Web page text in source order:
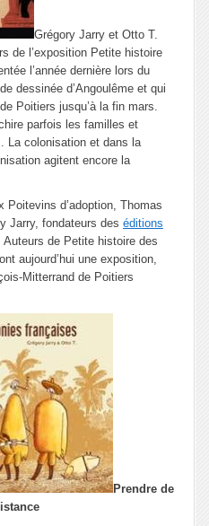
Grégory Jarry et Otto T.
de l’exposition Petite histoire
l’année dernière lors du
dessinée d’Angoulême et qui
Poitiers jusqu’à la fin mars.
parfois les familles et
La colonisation et dans la
agitent encore la
Poitevins d’adoption, Thomas
Jarry, fondateurs des éditions
Auteurs de Petite histoire des
aujourd’hui une exposition,
Mitterrand de Poitiers
Prendre de